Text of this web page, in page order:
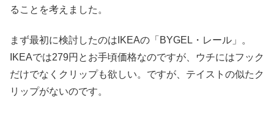
ることを考えました。
まず最初に検討したのはIKEAの「BYGEL・レール」。
IKEAでは279円とお手頃価格なのですが、ウチにはフック
だけでなくクリップも欲しい。ですが、テイストの似たク
リップがないのです。